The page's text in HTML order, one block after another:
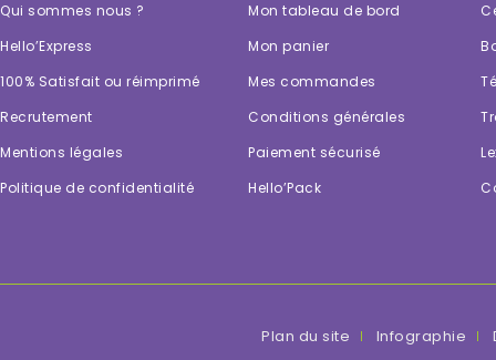
Qui sommes nous ?
Hello’Express
100% Satisfait ou réimprimé
Recrutement
Mentions légales
Politique de confidentialité
Mon tableau de bord
Mon panier
Mes commandes
Conditions générales
Paiement sécurisé
Hello’Pack
Plan du site Infographie